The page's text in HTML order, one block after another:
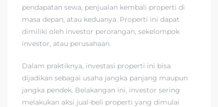
pendapatan sewa, penjualan kembali properti di
masa depan, atau keduanya. Properti ini dapat
dimiliki oleh investor perorangan, sekelompok
investor, atau perusahaan.
Dalam praktiknya, investasi properti ini bisa
dijadikan sebagai usaha jangka panjang maupun
jangka pendek. Belakangan ini, investor sering
melakukan aksi jual-beli properti yang dimulai